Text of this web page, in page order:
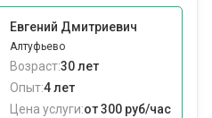
Евгений Дмитриевич
Алтуфьево
Возраст:30 лет
Опыт:4 лет
Цена услуги:от 300 руб/час